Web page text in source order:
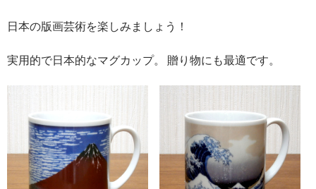
日本の版画芸術を楽しみましょう！
実用的で日本的なマグカップ。 贈り物にも最適です。